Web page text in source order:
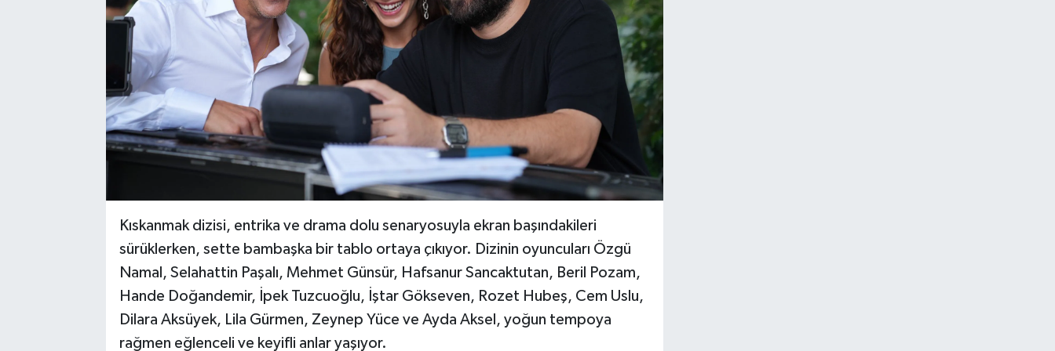
Kıskanmak dizisi, entrika ve drama dolu senaryosuyla ekran başındakileri
sürüklerken, sette bambaşka bir tablo ortaya çıkıyor. Dizinin oyuncuları Özgü
Namal, Selahattin Paşalı, Mehmet Günsür, Hafsanur Sancaktutan, Beril Pozam,
Hande Doğandemir, İpek Tuzcuoğlu, İştar Gökseven, Rozet Hubeş, Cem Uslu,
Dilara Aksüyek, Lila Gürmen, Zeynep Yüce ve Ayda Aksel, yoğun tempoya
rağmen eğlenceli ve keyifli anlar yaşıyor.